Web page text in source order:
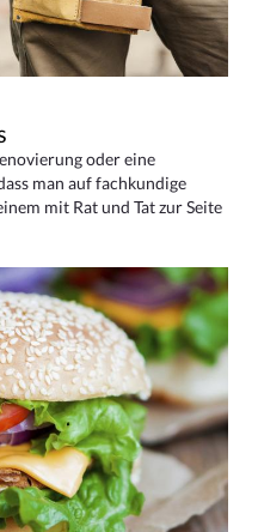
oder eine
man auf fachkundige
mit Rat und Tat zur Seite